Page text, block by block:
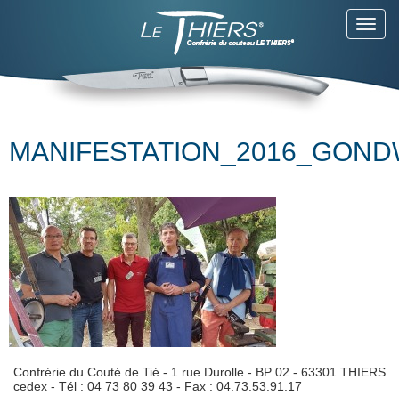
Confrérie du Couté de Tié - 1 rue Durolle - BP 02 - 63301 THIERS
cedex - Tél : 04 73 80 39 43 - Fax : 04.73.53.91.17